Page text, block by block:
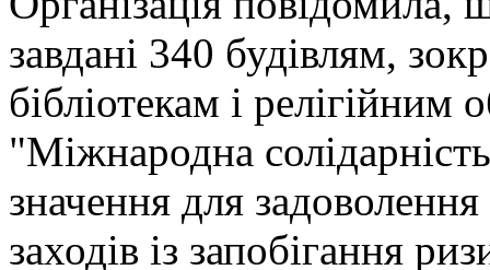
завдані 340 будівлям,
бібліотекам і релігійним
"Міжнародна
значення для
заходів із запобігання